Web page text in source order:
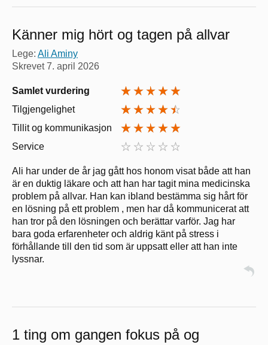
Känner mig hört og tagen på allvar
Lege: Ali Aminy
Skrevet7. april 2026
Samlet vurdering
Tilgjengelighet
Tillit og kommunikasjon
Service
Ali har under de år jag gått hos honom visat både att han
är en duktig läkare och att han har tagit mina medicinska
problem på allvar. Han kan ibland bestämma sig hårt för
en lösning på ett problem , men har då kommunicerat att
han tror på den lösningen och berättar varför. Jag har
bara goda erfarenheter och aldrig känt på stress i
förhållande till den tid som är uppsatt eller att han inte
lyssnar.
1 ting om gangen fokus på og